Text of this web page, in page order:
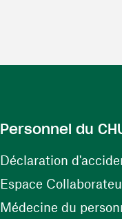
Personnel du
Déclaration
Espace
Médecine du